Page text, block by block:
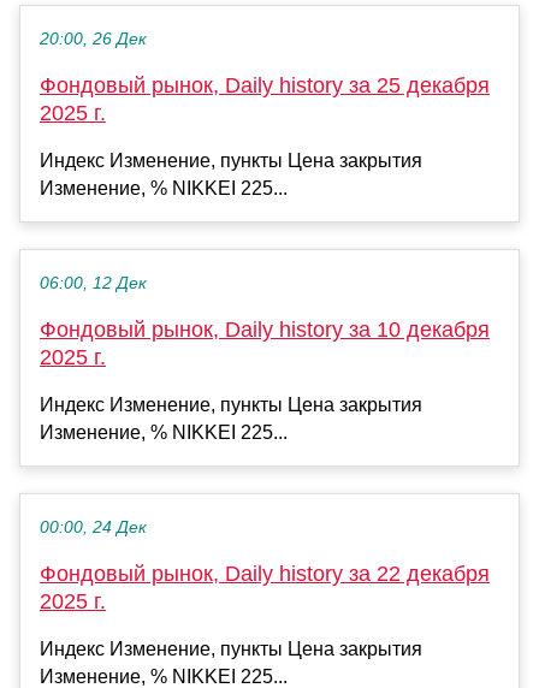
20:00, 26 Дек
Фондовый рынок, Daily history за 25 декабря
2025 г.
Индекс Изменение, пункты Цена закрытия
Изменение, % NIKKEI 225...
06:00, 12 Дек
Фондовый рынок, Daily history за 10 декабря
2025 г.
Индекс Изменение, пункты Цена закрытия
Изменение, % NIKKEI 225...
00:00, 24 Дек
Фондовый рынок, Daily history за 22 декабря
2025 г.
Индекс Изменение, пункты Цена закрытия
Изменение, % NIKKEI 225...